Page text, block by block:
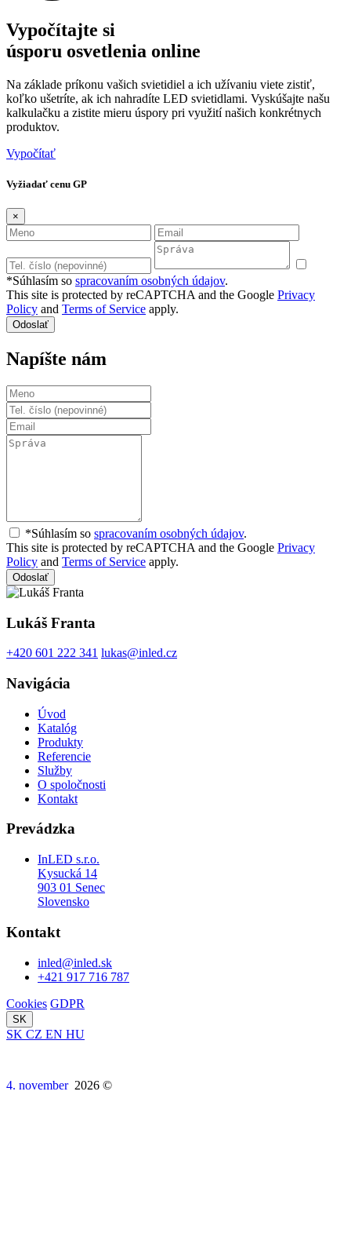
Vypočítajte si
úsporu osvetlenia online
Na základe príkonu vašich svietidiel a ich užívaniu viete zistiť,
koľko ušetríte, ak ich nahradíte LED svietidlami. Vyskúšajte našu
kalkulačku a zistite mieru úspory pri využití našich konkrétnych
produktov.
Vypočítať
Vyžiadať cenu GP
×
*Súhlasím so spracovaním osobných údajov.
This site is protected by reCAPTCHA and the Google Privacy
Policy and Terms of Service apply.
Odoslať
Napíšte nám
*Súhlasím so spracovaním osobných údajov.
This site is protected by reCAPTCHA and the Google Privacy
Policy and Terms of Service apply.
Odoslať
Lukáš Franta
+420 601 222 341 lukas@inled.cz
Navigácia
Úvod
Katalóg
Produkty
Referencie
Služby
O spoločnosti
Kontakt
Prevádzka
InLED s.r.o.
Kysucká 14
903 01 Senec
Slovensko
Kontakt
inled@inled.sk
+421 917 716 787
Cookies GDPR
SK
SK CZ EN HU
4. november 2026 ©